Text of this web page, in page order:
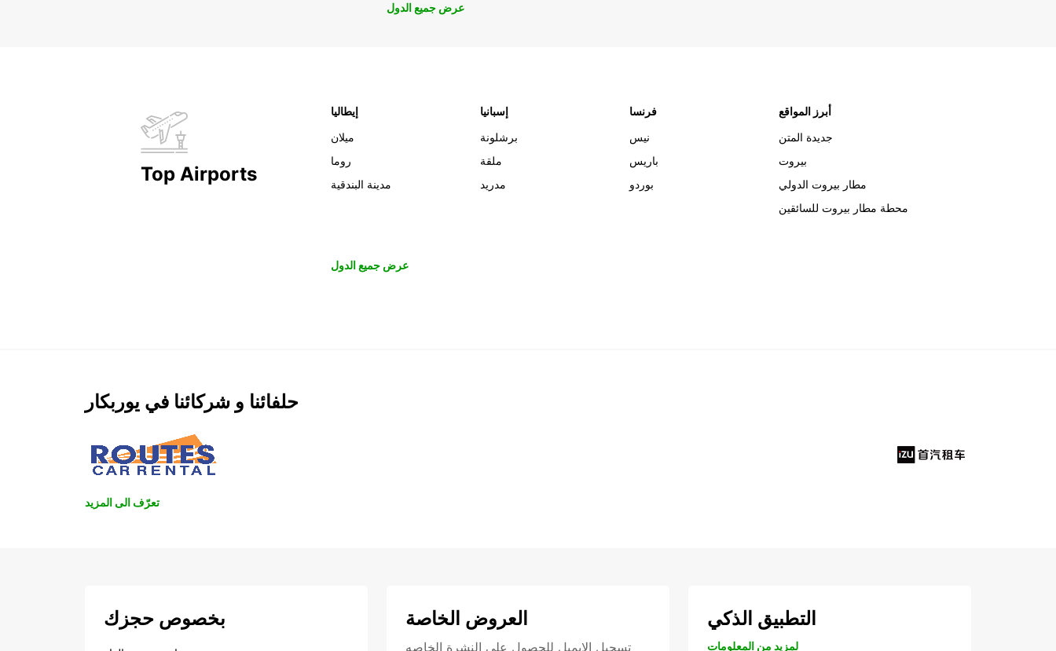
عرض جميع الدول
Top Airports
إيطاليا
ميلان
روما
مدينة البندقية
إسبانيا
برشلونة
ملقة
مدريد
فرنسا
نيس
باريس
بوردو
أبرز المواقع
جديدة المتن
بيروت
مطار بيروت الدولي
محطة مطار بيروت للسائقين
عرض جميع الدول
حلفائنا و شركائنا في يوربكار
تعرّف الى المزيد
بخصوص حجزك العروض الخاصة
تسجيل الايميل للحصول علي النشرة الخاصه
التطبيق الذكي
لمزيد من المعلومات